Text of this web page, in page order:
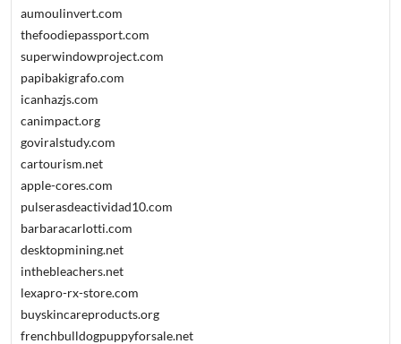
aumoulinvert.com
thefoodiepassport.com
superwindowproject.com
papibakigrafo.com
icanhazjs.com
canimpact.org
goviralstudy.com
cartourism.net
apple-cores.com
pulserasdeactividad10.com
barbaracarlotti.com
desktopmining.net
inthebleachers.net
lexapro-rx-store.com
buyskincareproducts.org
frenchbulldogpuppyforsale.net